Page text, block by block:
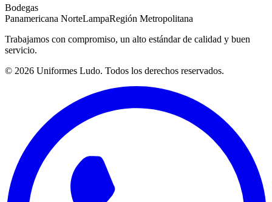
Bodegas
Panamericana NorteLampaRegión Metropolitana
Trabajamos con compromiso, un alto estándar de calidad y buen
servicio.
© 2026 Uniformes Ludo. Todos los derechos reservados.